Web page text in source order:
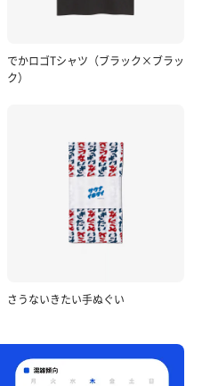
でかロゴTシャツ（ブラック×ブラッ
ク）
さうないきたい手ぬぐい